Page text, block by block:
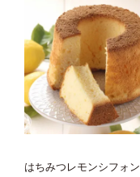
はちみつレモンシフォン